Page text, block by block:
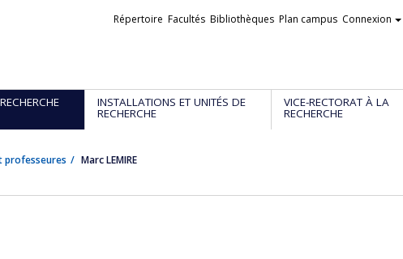
Liens
Répertoire Facultés Bibliothèques Plan campus Connexion
INSTALLATIONS ET UNITÉS DE
RECHERCHE
VICE-RECTORAT À LA
RECHERCHE
professeures Marc LEMIRE